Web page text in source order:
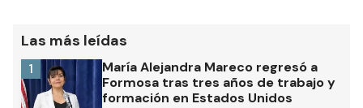
Las más leídas
María Alejandra Mareco regresó a
Formosa tras tres años de trabajo y
formación en Estados Unidos
1